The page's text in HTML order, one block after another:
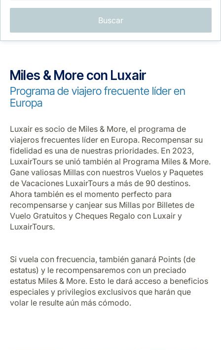
Carrera en Luxair
Buscar
Miles & More con Luxair
Programa de viajero frecuente líder en
Europa
Luxair es socio de Miles & More, el programa de
viajeros frecuentes líder en Europa. Recompensar su
fidelidad es una de nuestras prioridades. En 2023,
LuxairTours se unió también al Programa Miles & More.
Gane valiosas Millas con nuestros Vuelos y Paquetes
de Vacaciones LuxairTours a más de 90 destinos.
Ahora también es el momento perfecto para
recompensarse y canjear sus Millas por Billetes de
Vuelo Gratuitos y Cheques Regalo con Luxair y
LuxairTours.
Si vuela con frecuencia, también ganará Points (de
estatus) y le recompensaremos con un preciado
estatus Miles & More. Esto le dará acceso a beneficios
especiales y privilegios exclusivos que harán que
volar le resulte aún más cómodo.